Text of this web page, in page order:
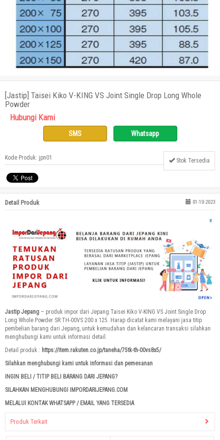
[Jastip] Taisei Kiko V-KING VS Joint Single Drop Long Whole
Powder
Hubungi Kami
SMS Whatsapp
Kode Produk: jpn01 Stok Tersedia
Detail Produk 01-10-2023
Jastip Jepang – produk impor dari Jepang Taisei Kiko V-KING VS Joint Single Drop
Long Whole Powder SR:TH-00VS 200 x 125. Harap dicatat kami melayani jasa titip
pembelian barang dari Jepang, untuk kemudahan dan kelancaran transaksi silahkan
menghubungi kami untuk informasi detail.
Detail produk : https://item.rakuten.co.jp/taneha/75tk-th-00vs8x5/
Silahkan menghubungi kami untuk informasi dan pemesanan
INGIN BELI / TITIP BELI BARANG DARI JEPANG?
SILAHKAN MENGHUBUNGI IMPORDARIJEPANG.COM
MELALUI KONTAK WHATSAPP / EMAIL YANG TERSEDIA
Produk Terkait